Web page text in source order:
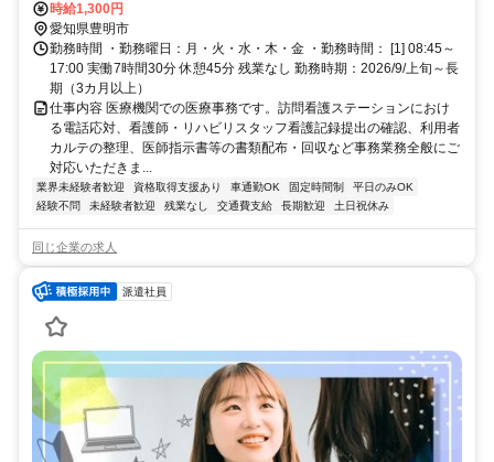
時給1,300円
愛知県豊明市
勤務時間 ・勤務曜日：月・火・水・木・金 ・勤務時間： [1] 08:45～
17:00 実働7時間30分 休憩45分 残業なし 勤務時期：2026/9/上旬～長
期（3カ月以上）
仕事内容 医療機関での医療事務です。訪問看護ステーションにおけ
る電話応対、看護師・リハビリスタッフ看護記録提出の確認、利用者
カルテの整理、医師指示書等の書類配布・回収など事務業務全般にご
対応いただきま...
業界未経験者歓迎 資格取得支援あり 車通勤OK 固定時間制
平日のみOK
経験不問
未経験者歓迎 残業なし 交通費支給 長期歓迎 土日祝休み
同じ企業の求人
派遣社員